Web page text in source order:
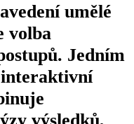
umělé
volba
Jedním